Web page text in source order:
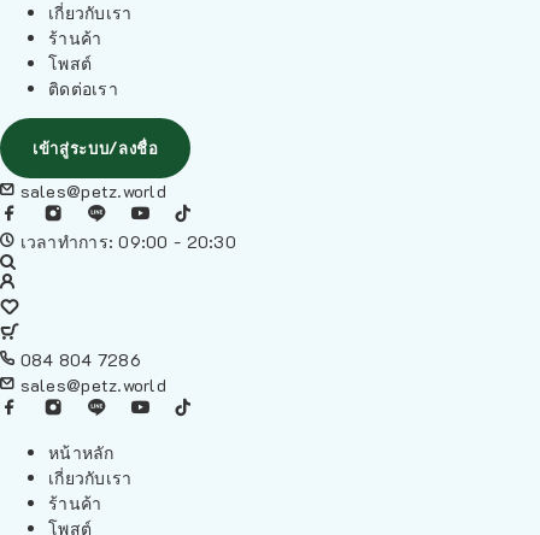
เกี่ยวกับเรา
ร้านค้า
โพสต์
ติดต่อเรา
เข้าสู่ระบบ/ลงชื่อ
sales@petz.world
เวลาทำการ: 09:00 - 20:30
084 804 7286
sales@petz.world
หน้าหลัก
เกี่ยวกับเรา
ร้านค้า
โพสต์